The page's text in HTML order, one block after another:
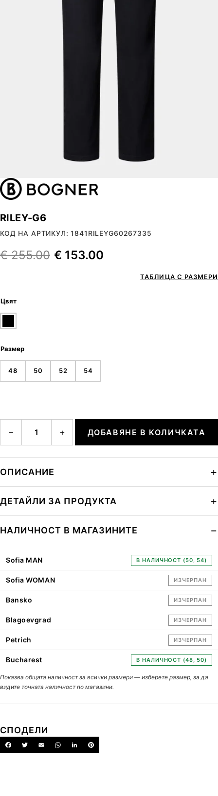
RILEY-G6
КОД НА АРТИКУЛ: 1841RILEYG60267335
€255.00 € 153.00
ТАБЛИЦА С РАЗМЕРИ
Цвят
Размер
48 50 52 54
− + ДОБАВЯНЕ В КОЛИЧКАТА
ОПИСАНИЕ
ДЕТАЙЛИ ЗА ПРОДУКТА
НАЛИЧНОСТ В МАГАЗИНИТЕ
Sofia MAN В НАЛИЧНОСТ (50, 54)
Sofia WOMAN ИЗЧЕРПАН
Bansko ИЗЧЕРПАН
Blagoevgrad ИЗЧЕРПАН
Petrich ИЗЧЕРПАН
Bucharest В НАЛИЧНОСТ (48, 50)
Показва общата наличност за всички размери — изберете размер, за да
видите точната наличност по магазини.
СПОДЕЛИ